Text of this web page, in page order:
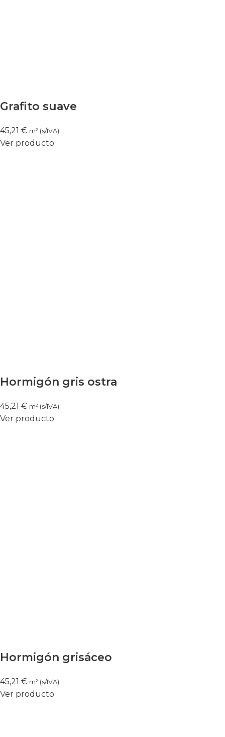
Grafito suave
45,21 € m² (s/IVA)
Ver producto
Hormigón gris ostra
45,21 € m² (s/IVA)
Ver producto
Hormigón grisáceo
45,21 € m² (s/IVA)
Ver producto